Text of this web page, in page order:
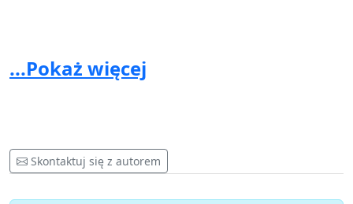
Poznali się w Rosji i tam założyli rodzinę. Z powodu
niebezpieczeństwo i musiała wyjechać. Matka została
rozdzielona z własnymi dziećmi, przez dwa lata Luiza i
...Pokaż więcej
Skontaktuj się z autorem